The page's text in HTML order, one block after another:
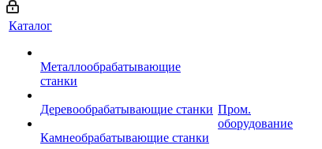
Каталог
Металлообрабатывающие
станки
Деревообрабатывающие станки
Камнеобрабатывающие станки
Пром.
оборудование